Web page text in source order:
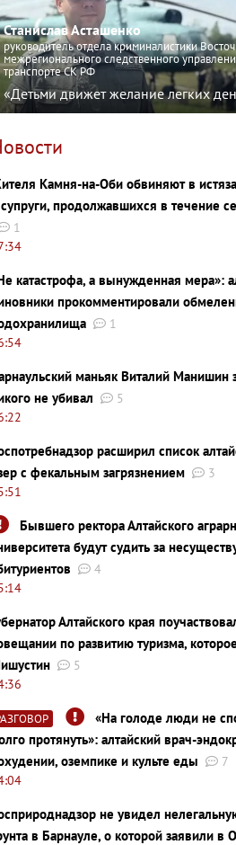
Станислав Асташенко
руководитель отдела криминалистики
межрегионального следственного
транспорте СК РФ
«Детьми движет желание легких
Камня-на-Оби обвиняют в
продолжавшихся в течение
1
катастрофа, а вынужденная мера»:
прокомментировали
1
маньяк Виталий Манишин
не убивал
5
расширил список
с фекальным загрязнением
3
Бывшего ректора Алтайского
будут судить за
4
Алтайского края
по развитию туризма,
5
«На голоде люди не
протянуть»: алтайский врач-
оземпике и культе еды
7
не увидел
в Барнауле, о которой заявили в